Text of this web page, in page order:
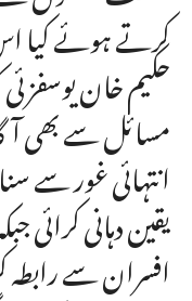
کرتے ہوئے کیا
حکیم خان
مسائل سے بھی
انتہائی غور سے
یقین دہانی کرائی
افسران سے